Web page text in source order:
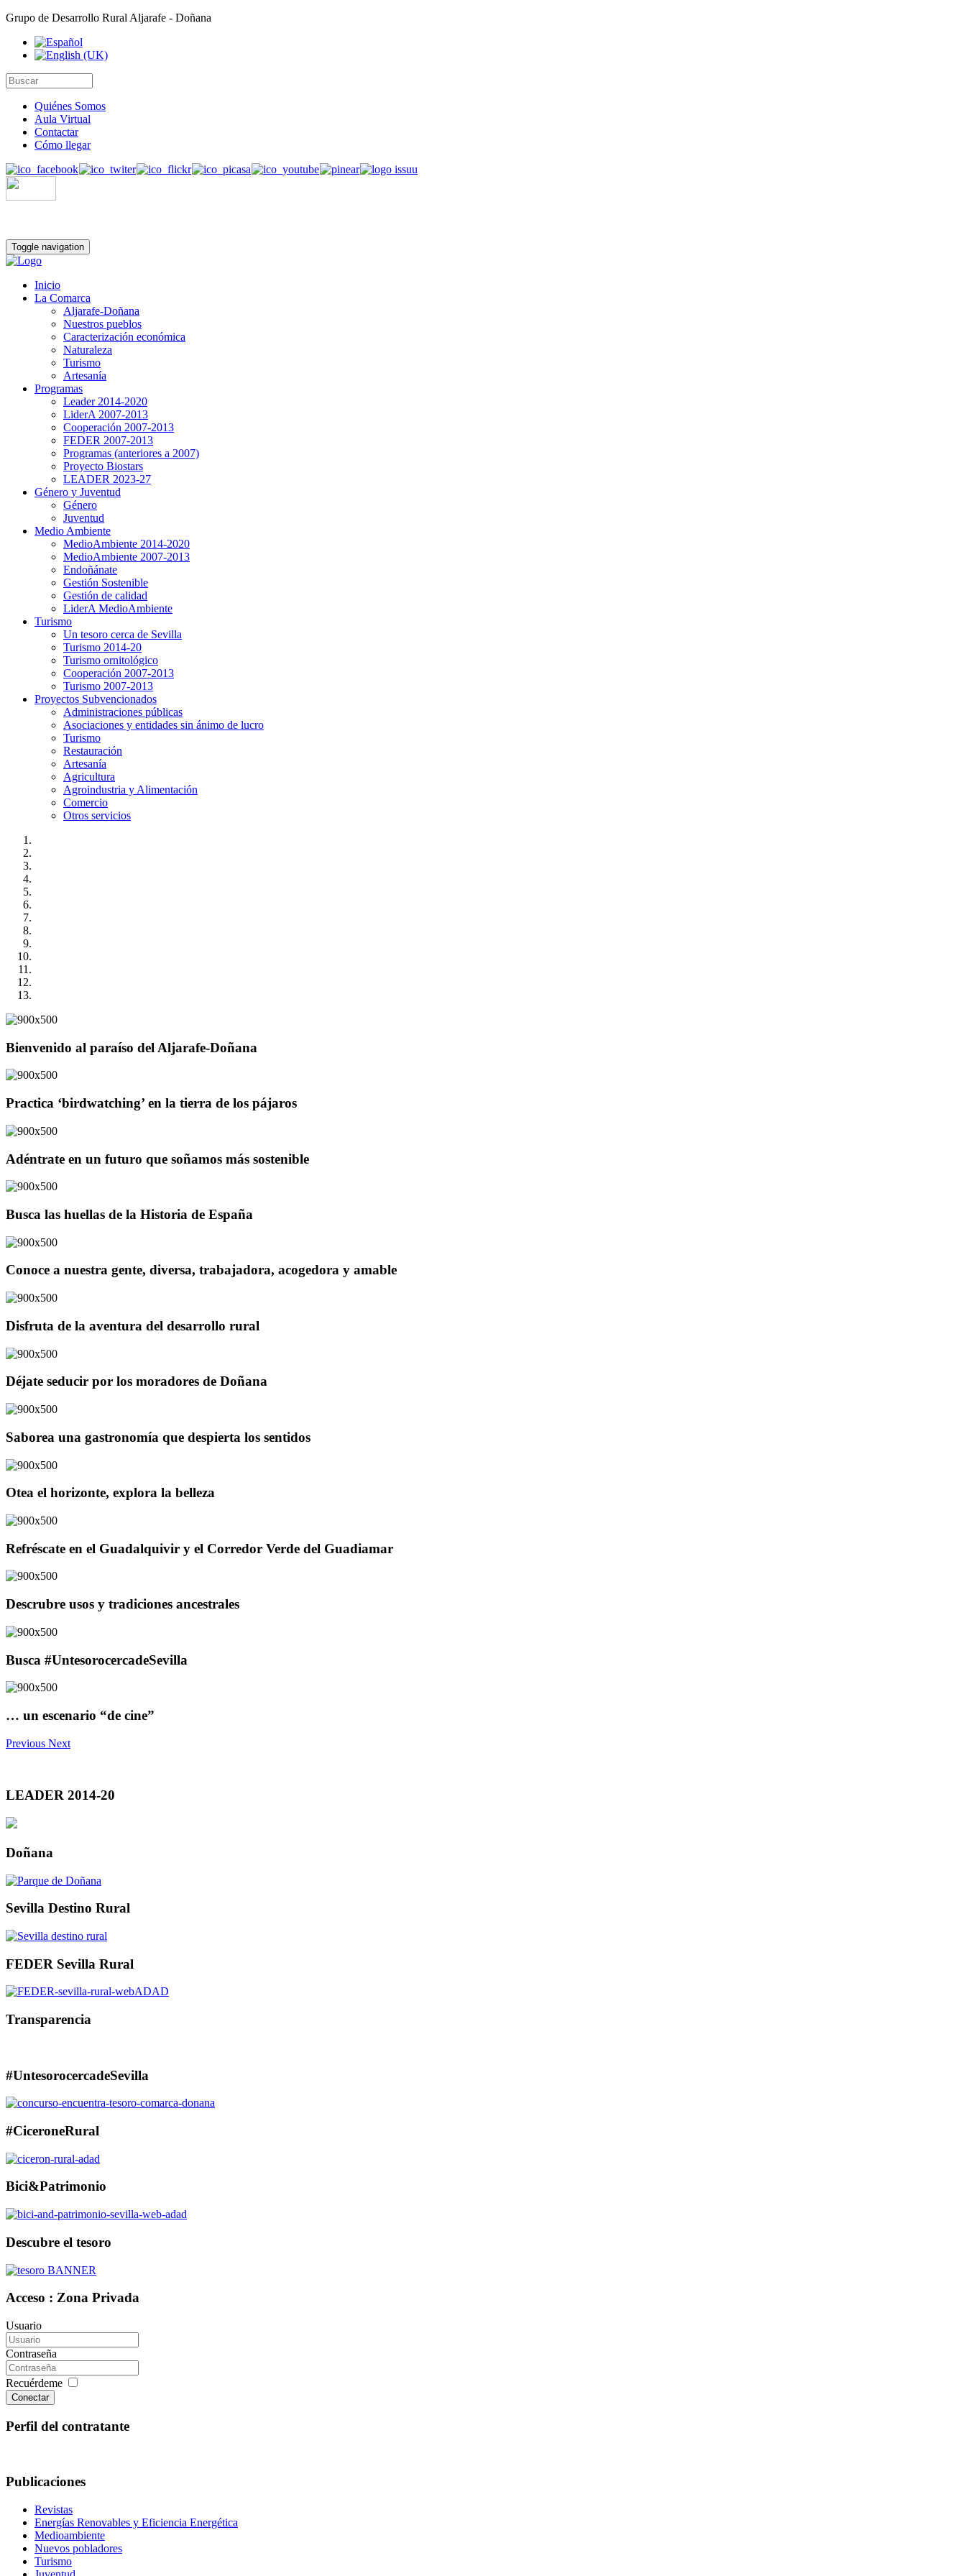
Grupo de Desarrollo Rural Aljarafe - Doñana
Quiénes Somos
Aula Virtual
Contactar
Cómo llegar
Toggle navigation
Inicio
La Comarca
Aljarafe-Doñana
Nuestros pueblos
Caracterización económica
Naturaleza
Turismo
Artesanía
Programas
Leader 2014-2020
LiderA 2007-2013
Cooperación 2007-2013
FEDER 2007-2013
Programas (anteriores a 2007)
Proyecto Biostars
LEADER 2023-27
Género y Juventud
Género
Juventud
Medio Ambiente
MedioAmbiente 2014-2020
MedioAmbiente 2007-2013
Endoñánate
Gestión Sostenible
Gestión de calidad
LiderA MedioAmbiente
Turismo
Un tesoro cerca de Sevilla
Turismo 2014-20
Turismo ornitológico
Cooperación 2007-2013
Turismo 2007-2013
Proyectos Subvencionados
Administraciones públicas
Asociaciones y entidades sin ánimo de lucro
Turismo
Restauración
Artesanía
Agricultura
Agroindustria y Alimentación
Comercio
Otros servicios
Bienvenido al paraíso del Aljarafe-Doñana
Practica ‘birdwatching’ en la tierra de los pájaros
Adéntrate en un futuro que soñamos más sostenible
Busca las huellas de la Historia de España
Conoce a nuestra gente, diversa, trabajadora, acogedora y amable
Disfruta de la aventura del desarrollo rural
Déjate seducir por los moradores de Doñana
Saborea una gastronomía que despierta los sentidos
Otea el horizonte, explora la belleza
Refréscate en el Guadalquivir y el Corredor Verde del Guadiamar
Descrubre usos y tradiciones ancestrales
Busca #UntesorocercadeSevilla
… un escenario “de cine”
Previous Next
LEADER 2014-20
Doñana
Sevilla Destino Rural
FEDER Sevilla Rural
Transparencia
#UntesorocercadeSevilla
#CiceroneRural
Bici&Patrimonio
Descubre el tesoro
Acceso : Zona Privada
Usuario
Contraseña
Recuérdeme
Conectar
Perfil del contratante
Publicaciones
Revistas
Energías Renovables y Eficiencia Energética
Medioambiente
Nuevos pobladores
Turismo